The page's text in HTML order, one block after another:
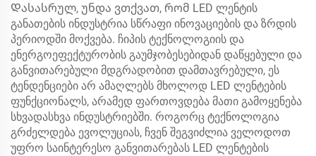
Დასასრულ, უნდა ვთქვათ, რომ LED ლენტის
განათების ინდუსტრია სწრაფი ინოვაციების და ზრდის
პერიოდში მოქვება. ჩიპის ტექნოლოგიის და
ენერგოეფექტურობის გაუმჯობესებიდან დაწყებული და
განვითარებული მდგრადობით დამთავრებული, ეს
ტენდენციები არ ამაღლებს მხოლოდ LED ლენტების
ფუნქციონალს, არამედ ფართოვდება მათი გამოყენება
სხვადასხვა ინდუსტრიებში. როგორც ტექნოლოგია
გრძელდება ევოლუციას, ჩვენ შეგვიძლია ველოდოთ
უფრო საინტერესო განვითარებას LED ლენტების